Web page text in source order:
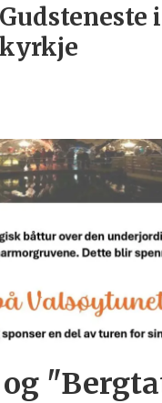
Gudsteneste
kyrkje